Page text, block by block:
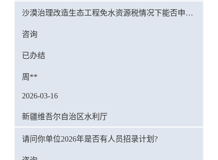
沙漠治理改造生态工程免水资源税情况下能否申请以电折水？
咨询
已办结
周**
2026-03-16
新疆维吾尔自治区水利厅
请问你单位2026年是否有人员招录计划?